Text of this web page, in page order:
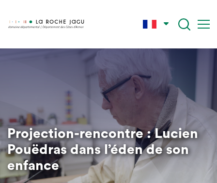
Projection-rencontre : Lucien
Pouëdras dans l’éden de son
enfance